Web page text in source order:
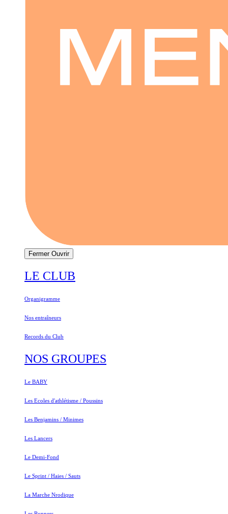
Fermer Ouvrir
LE CLUB
Organigramme
Nos entraîneurs
Records du Club
NOS GROUPES
Le BABY
Les Ecoles d'athlétisme / Poussins
Les Benjamins / Minimes
Les Lancers
Le Demi-Fond
Le Sprint / Haies / Sauts
La Marche Nrodique